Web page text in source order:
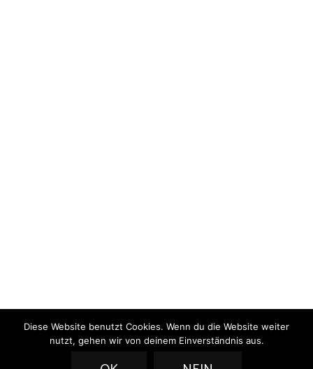
Diese Website benutzt Cookies. Wenn du die Website weiter
nutzt, gehen wir von deinem Einverständnis aus.